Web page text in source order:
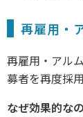
再雇用・
再雇用・アル
募者を再度採
なぜ効果的な